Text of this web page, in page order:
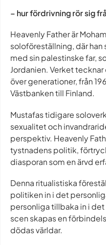
– hur fördrivning rör sig
Heavenly Fatherär
soloföreställning, där
med sin palestinske far,
Jordanien. Verket
över generationer, från
Västbanken till Finland.
Mustafas tidigare
sexualitet och
perspektiv. Heavenly
tystnadens politik,
diasporan som en ärvd
Denna ritualistiska
politiken in i det
personliga tillbaka in i det
scen skapas en
dödas världar.